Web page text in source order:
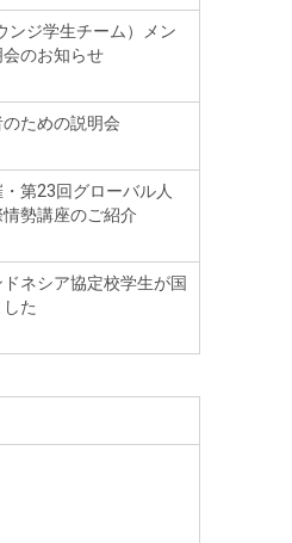
ンジ学生チーム）メン
のお知らせ
ための説明会
第23回グローバル人
勢講座のご紹介
ネシア協定校学生が国
た